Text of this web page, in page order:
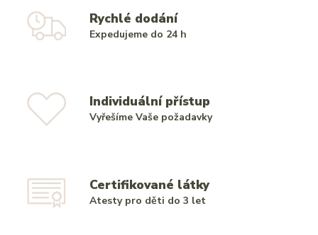
Rychlé dodání
Expedujeme do 24 h
Individuální přístup
Vyřešíme Vaše požadavky
Certifikované látky
Atesty pro děti do 3 let